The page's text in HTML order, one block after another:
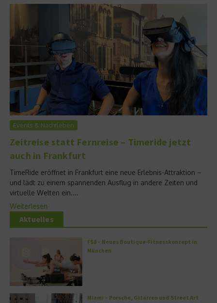
Events & Nachtleben
Zeitreise statt Fernreise – Timeride jetzt
auch in Frankfurt
TimeRide eröffnet in Frankfurt eine neue Erlebnis-Attraktion –
und lädt zu einem spannenden Ausflug in andere Zeiten und
virtuelle Welten ein....
Weiterlesen
Aktuelles
FS8 – Neues Boutique-Fitnesskonzept in
München
Miami – Porsche, Gitarren und Street Art